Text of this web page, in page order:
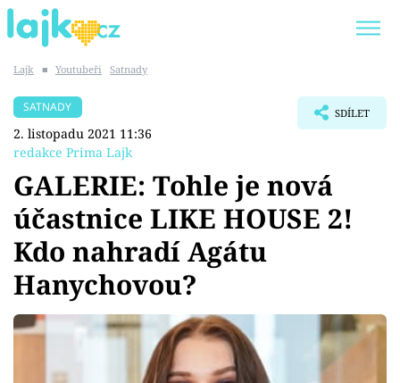
SHOPAHOLICADEL
Témata
Showbyznys
Youtubeři
Lajk ■ Youtubeři Satnady
SATNADY
2. listopadu 2021 11:36
redakce Prima Lajk
SDÍLET
GALERIE: Tohle je nová
účastnice LIKE HOUSE 2!
Kdo nahradí Agátu
Hanychovou?